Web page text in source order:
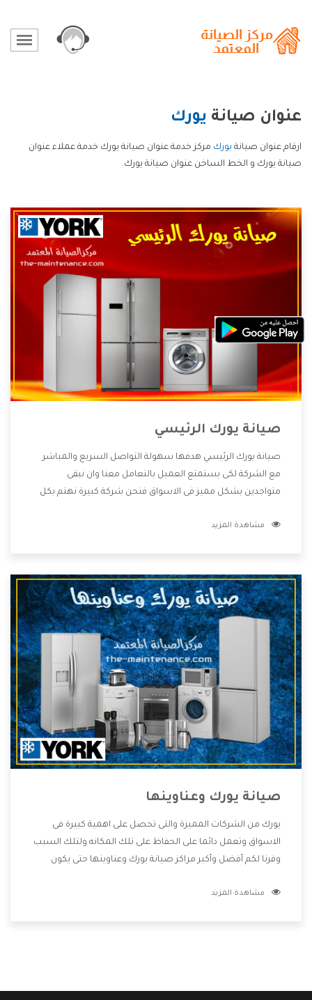
عنوان صيانة يورك
ارقام عنوان صيانة يورك مركز خدمة عنوان صيانة يورك خدمة عملاء عنوان
صيانة يورك و الخط الساخن عنوان صيانة يورك.
صيانة يورك الرئيسي
صيانة يورك الرئيسي هدفها سهولة التواصل السريع والمباشر
مع الشركة لكى يستمتع العميل بالتعامل معنا وان نبقى
متواجدين بشكل مميز فى الاسواق فنحن شركة كبيرة نهتم بكل
الشركة بها والتى تكون منها خدمة الصيانة التى تكون من أهم
الأسعار التى تكون مناسبة لكثير من العملاء
مشاهدة المزيد
صيانة يورك وعناوينها
يورك من الشركات المميزة والتى تحصل على اهمية كبيرة فى
الاسواق وتعمل دائما على الحفاظ على تلك المكانه ولتلك السبب
وفرنا لكم أفضل وأكبر مراكز صيانة يورك وعناوينها حتى يكون
دون اى ازعاج كما أننا نهتم بكل ما يحتاجه المستهلك لكى نحافظ
مشاهدة المزيد